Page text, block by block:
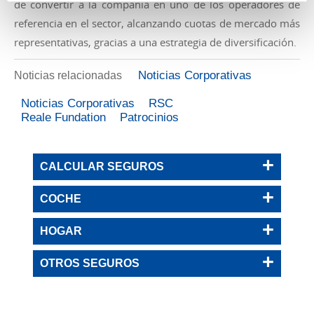
de convertir a la compañía en uno de los operadores de
referencia en el sector, alcanzando cuotas de mercado más
representativas, gracias a una estrategia de diversificación.
Noticias relacionadas Noticias Corporativas
Noticias Corporativas
RSC
Reale Fundation
Patrocinios
CALCULAR SEGUROS
COCHE
HOGAR
OTROS SEGUROS